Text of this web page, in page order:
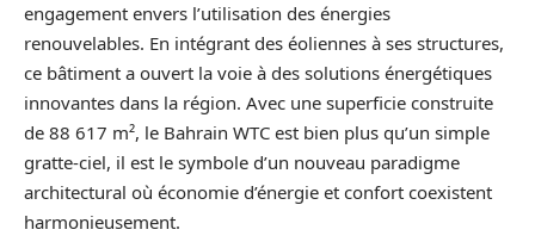
engagement envers l’utilisation des énergies
renouvelables. En intégrant des éoliennes à ses structures,
ce bâtiment a ouvert la voie à des solutions énergétiques
innovantes dans la région. Avec une superficie construite
de 88 617 m², le Bahrain WTC est bien plus qu’un simple
gratte-ciel, il est le symbole d’un nouveau paradigme
architectural où économie d’énergie et confort coexistent
harmonieusement.